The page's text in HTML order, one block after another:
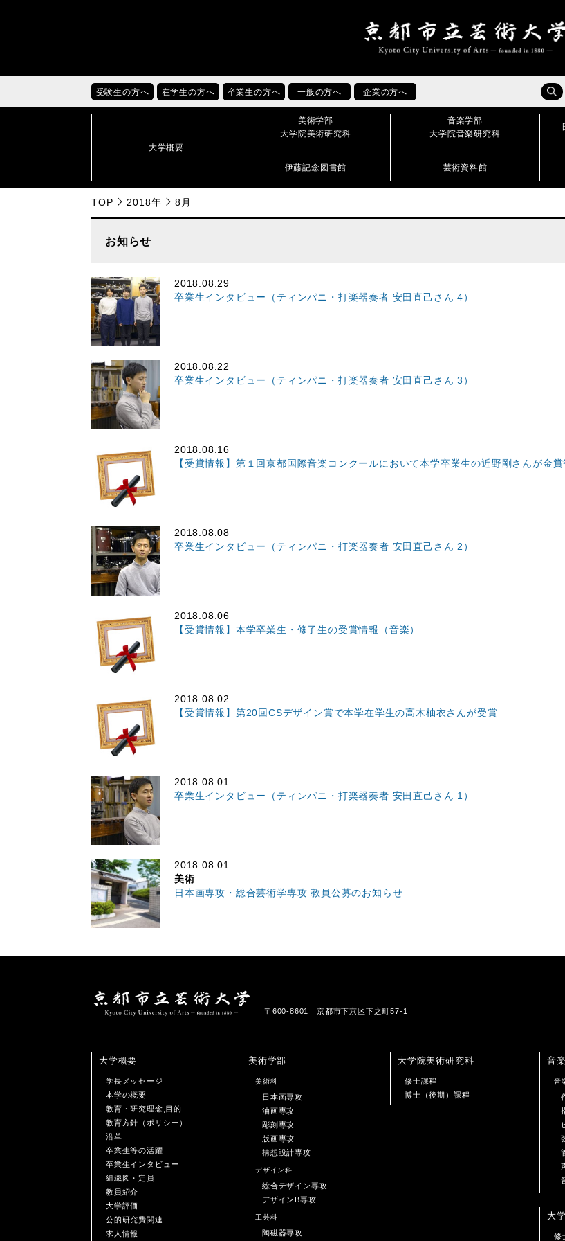
受験生の方へ 在学生の方へ 卒業生の方へ 一般の方へ 企業の方へ
大学概要
美術学部
大学院美術研究科
音楽学部
大学院音楽研究科
伊藤記念図書館 芸術資料館
TOP 2018年 8月
お知らせ
2018.08.29
卒業生インタビュー（ティンパニ・打楽器奏者 安田直己さん 4）
2018.08.22
卒業生インタビュー（ティンパニ・打楽器奏者 安田直己さん 3）
2018.08.16
【受賞情報】第１回京都国際音楽コンクールにおいて本学卒業生の近野剛さんが金
2018.08.08
卒業生インタビュー（ティンパニ・打楽器奏者 安田直己さん 2）
2018.08.06
【受賞情報】本学卒業生・修了生の受賞情報（音楽）
2018.08.02
【受賞情報】第20回CSデザイン賞で本学在学生の高木柚衣さんが受賞
2018.08.01
卒業生インタビュー（ティンパニ・打楽器奏者 安田直己さん 1）
2018.08.01
美術
日本画専攻・総合芸術学専攻 教員公募のお知らせ
〒600-8601 京都市下京区下之町57-1
大学概要
学長メッセージ
本学の概要
教育・研究理念,目的
教育方針（ポリシー）
沿革
卒業生等の活躍
卒業生インタビュー
組織図・定員
教員紹介
大学評価
公的研究費関連
求人情報
美術学部
美術科
日本画専攻
油画専攻
彫刻専攻
版画専攻
構想設計専攻
デザイン科
総合デザイン専攻
デザインB専攻
工芸科
陶磁器専攻
大学院美術研究科
修士課程
博士（後期）課程
音
音
大
修